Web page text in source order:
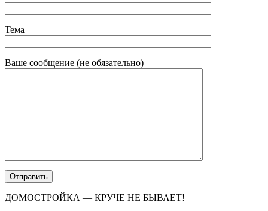
Тема
Ваше сообщение (не обязательно)
ДОМОСТРОЙКА — КРУЧЕ НЕ БЫВАЕТ!